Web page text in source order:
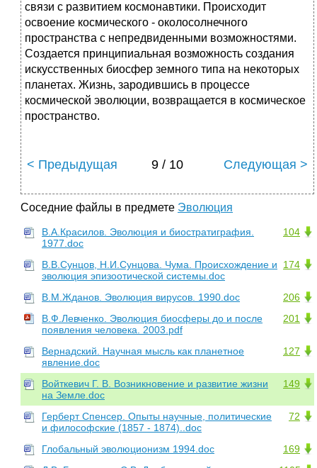
связи с развитием космонавтики. Происходит
освоение космического - околосолнечного
пространства с непредвиденными возможностями.
Создается принципиальная возможность создания
искусственных биосфер земного типа на некоторых
планетах. Жизнь, зародившись в процессе
космической эволюции, возвращается в космическое
пространство.
< Предыдущая 9 / 10 Следующая >
Соседние файлы в предмете Эволюция
104
В.А.Красилов. Эволюция и биостратиграфия.
1977.doc
174
В.В.Сунцов, Н.И.Сунцова. Чума. Происхождение и
эволюция эпизоотической системы.doc
206
В.М.Жданов. Эволюция вирусов. 1990.doc
201
В.Ф.Левченко. Эволюция биосферы до и после
появления человека. 2003.pdf
127
Вернадский. Научная мысль как планетное
явление.doc
149
Войткевич Г. В. Возникновение и развитие жизни
на Земле.doc
72
Герберт Спенсер. Опыты научные, политические
и философские (1857 - 1874)..doc
169
Глобальный эволюционизм 1994.doc